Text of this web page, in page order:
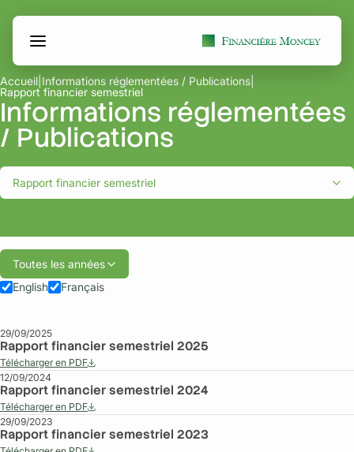
contenu
Accueil Informations réglementées / Publications
Rapport financier semestriel
Informations réglementées
/ Publications
Rapport financier semestriel
Toutes les années
English
Français
29/09/2025
Rapport financier semestriel 2025
Télécharger en PDF
12/09/2024
Rapport financier semestriel 2024
Télécharger en PDF
29/09/2023
Rapport financier semestriel 2023